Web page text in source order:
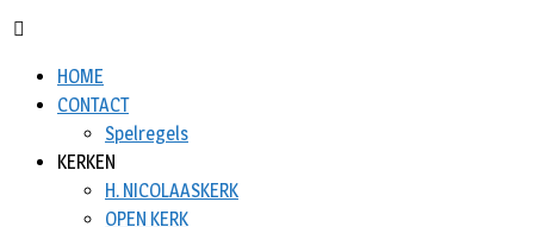
HOME
CONTACT
Spelregels
KERKEN
H. NICOLAASKERK
OPEN KERK